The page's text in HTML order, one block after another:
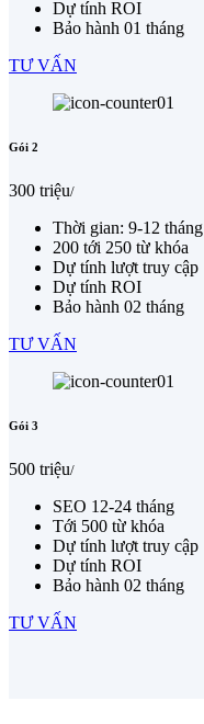
Dự tính ROI
Bảo hành 01 tháng
TƯ VẤN
Gói 2
300 triệu/
Thời gian: 9-12 tháng
200 tới 250 từ khóa
Dự tính lượt truy cập
Dự tính ROI
Bảo hành 02 tháng
TƯ VẤN
Gói 3
500 triệu/
SEO 12-24 tháng
Tới 500 từ khóa
Dự tính lượt truy cập
Dự tính ROI
Bảo hành 02 tháng
TƯ VẤN